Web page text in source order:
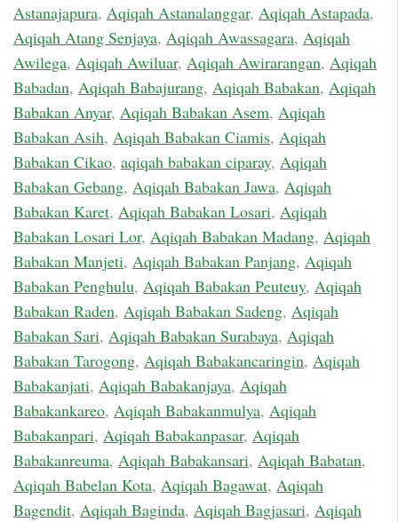
Astanajapura, Aqiqah Astanalanggar, Aqiqah Astapada,
Aqiqah Atang Senjaya, Aqiqah Awassagara, Aqiqah
Awilega, Aqiqah Awiluar, Aqiqah Awirarangan, Aqiqah
Babadan, Aqiqah Babajurang, Aqiqah Babakan, Aqiqah
Babakan Anyar, Aqiqah Babakan Asem, Aqiqah
Babakan Asih, Aqiqah Babakan Ciamis, Aqiqah
Babakan Cikao, aqiqah babakan ciparay, Aqiqah
Babakan Gebang, Aqiqah Babakan Jawa, Aqiqah
Babakan Karet, Aqiqah Babakan Losari, Aqiqah
Babakan Losari Lor, Aqiqah Babakan Madang, Aqiqah
Babakan Manjeti, Aqiqah Babakan Panjang, Aqiqah
Babakan Penghulu, Aqiqah Babakan Peuteuy, Aqiqah
Babakan Raden, Aqiqah Babakan Sadeng, Aqiqah
Babakan Sari, Aqiqah Babakan Surabaya, Aqiqah
Babakan Tarogong, Aqiqah Babakancaringin, Aqiqah
Babakanjati, Aqiqah Babakanjaya, Aqiqah
Babakankareo, Aqiqah Babakanmulya, Aqiqah
Babakanpari, Aqiqah Babakanpasar, Aqiqah
Babakanreuma, Aqiqah Babakansari, Aqiqah Babatan,
Aqiqah Babelan Kota, Aqiqah Bagawat, Aqiqah
Bagendit, Aqiqah Baginda, Aqiqah Bagjasari, Aqiqah